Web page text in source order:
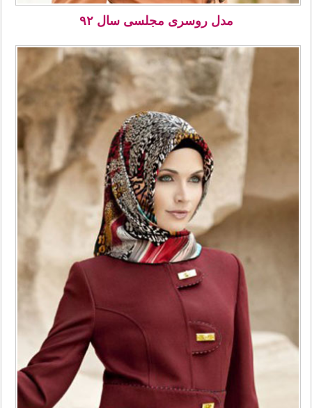
مدل روسری مجلسی سال ۹۲